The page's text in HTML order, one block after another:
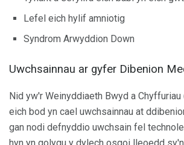
Lefel eich hylif amniotig
Syndrom Arwyddion Down
Uwchsainnau ar gyfer Dibenion
Nid yw'r Weinyddiaeth Bwyd a Chyffuriau
eich bod yn cael uwchsainnau at
gan nodi defnyddio uwchsain fel